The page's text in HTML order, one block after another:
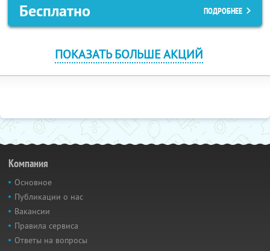
Бесплатно ПОДРОБНЕЕ
ПОКАЗАТЬ БОЛЬШЕ АКЦИЙ
Компания
Основное
Публикации о нас
Вакансии
Правила сервиса
Ответы на вопросы